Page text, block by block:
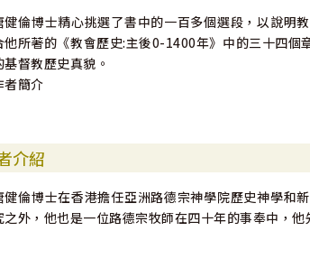
健倫博士精心挑選了書中的一百多個選段，以說明
他所著的《教會歷史:主後0-1400年》中的三十四個
基督教歷史真貌。
者簡介
介紹
健倫博士在香港擔任亞洲路德宗神學院歷史神學和
之外，他也是一位路德宗牧師在四十年的事奉中，